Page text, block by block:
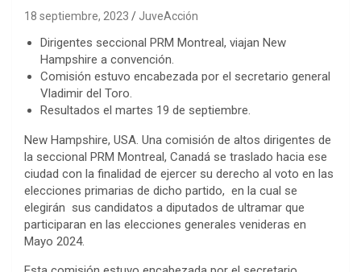
18 septiembre, 2023 JuveAcción
Dirigentes seccional PRM Montreal, viajan New
Hampshire a convención.
Comisión estuvo encabezada por el secretario general
Vladimir del Toro.
Resultados el martes 19 de septiembre.
New Hampshire, USA. Una comisión de altos dirigentes de
la seccional PRM Montreal, Canadá se traslado hacia ese
ciudad con la finalidad de ejercer su derecho al voto en las
elecciones primarias de dicho partido, en la cual se
elegirán sus candidatos a diputados de ultramar que
participaran en las elecciones generales venideras en
Mayo 2024.